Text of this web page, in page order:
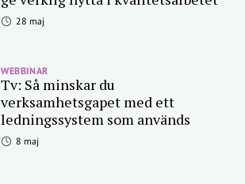
28 maj
WEBBINAR
Tv: Så minskar du
verksamhetsgapet med ett
ledningssystem som används
8 maj